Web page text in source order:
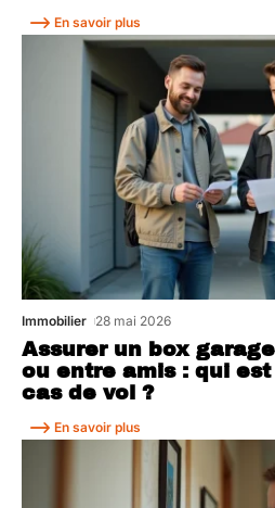
En savoir plus
Assurer un box
ou entre amis : qui
cas de vol ?
Immobilier 28 mai 2026
En savoir plus